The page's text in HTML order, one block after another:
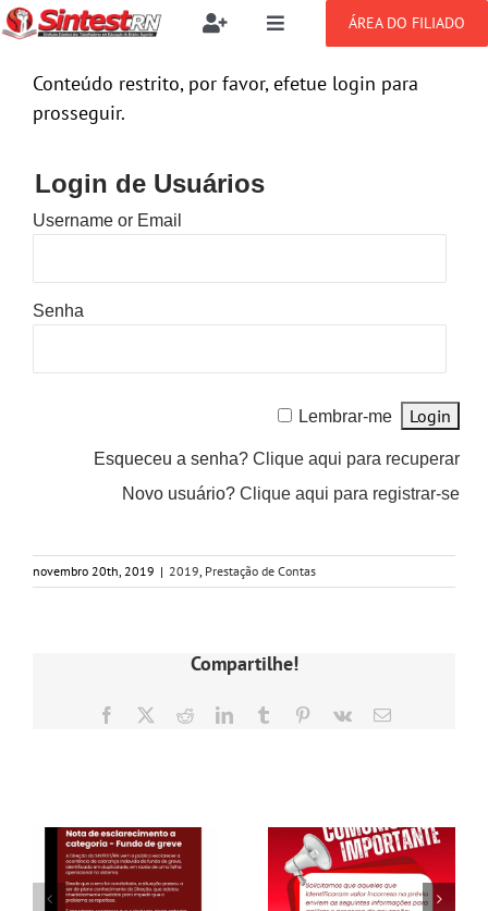
Ir
para
Toggle
resultados
para:
Benefícios
Setor jurídico
Toggle
SOBRE
PUBLICAÇÕES
GREVE
ÁREA DO FILIADO
Conteúdo restrito, por favor, efetue login para
prosseguir.
Login de Usuários
Username or Email
Senha
Lembrar-me
Esqueceu a senha? Clique aqui para recuperar
Novo usuário? Clique aqui para registrar-se
novembro 20th, 2019 | 2019, Prestação de Contas
Compartilhe!
Facebook RedditLinkedInTumblr Pinterest
Vk
E-